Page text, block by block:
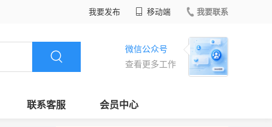
我要发布 移动端 我要联系
微信公众号
查看更多工作
联系客服 会员中心